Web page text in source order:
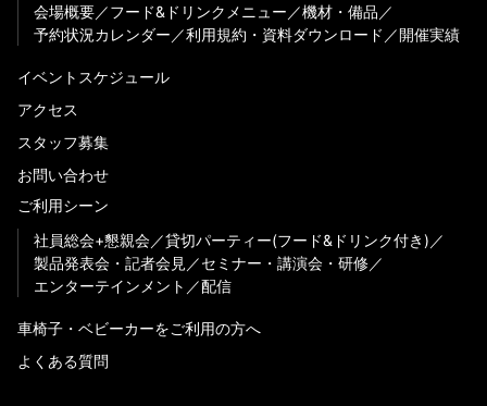
会場概要
フード&ドリンクメニュー
機材・備品
予約状況カレンダー
利用規約・資料ダウンロード 開催実績
イベントスケジュール
アクセス
スタッフ募集
お問い合わせ
ご利用シーン
社員総会+懇親会
貸切パーティー(フード&ドリンク付き)
製品発表会・記者会見
セミナー・講演会・研修
エンターテインメント
配信
車椅子・ベビーカーをご利用の方へ
よくある質問